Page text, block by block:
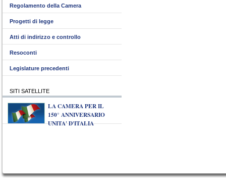
Regolamento della Camera
Progetti di legge
Atti di indirizzo e controllo
Resoconti
Legislature precedenti
SITI SATELLITE
LA CAMERA PER IL
150° ANNIVERSARIO
UNITA' D'ITALIA